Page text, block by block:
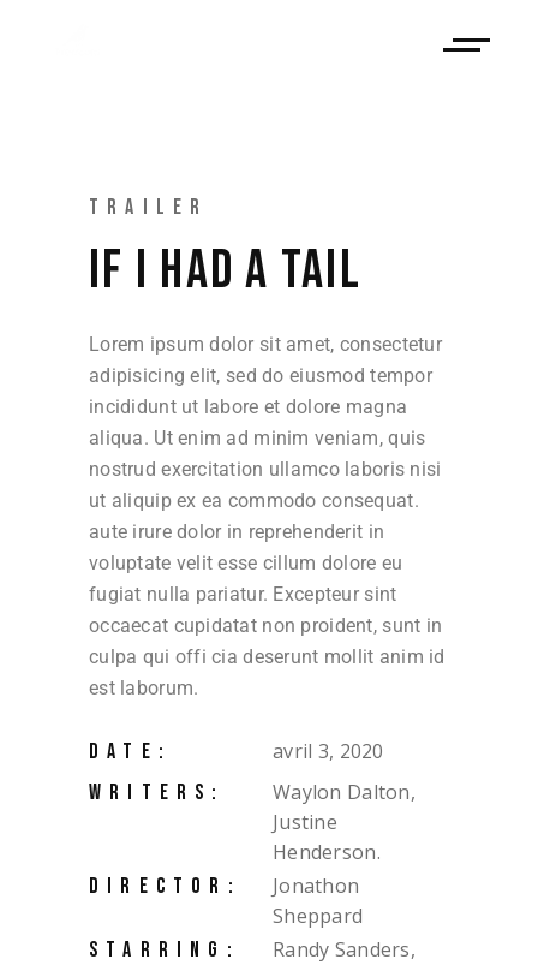
TRAILER
IF I HAD A TAIL
Lorem ipsum dolor sit amet, consectetur
adipisicing elit, sed do eiusmod tempor
incididunt ut labore et dolore magna
aliqua. Ut enim ad minim veniam, quis
nostrud exercitation ullamco laboris nisi
ut aliquip ex ea commodo consequat.
aute irure dolor in reprehenderit in
voluptate velit esse cillum dolore eu
fugiat nulla pariatur. Excepteur sint
occaecat cupidatat non proident, sunt in
culpa qui offi cia deserunt mollit anim id
est laborum.
DATE: avril 3, 2020
WRITERS:
Waylon Dalton,
Justine
Henderson.
DIRECTOR:
Jonathon
Sheppard
STARRING:
Randy Sanders,